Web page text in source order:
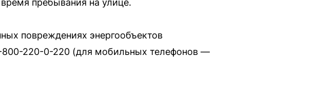
пребывания на улице.
повреждениях энергообъектов
800-220-0-220 (для мобильных телефонов —